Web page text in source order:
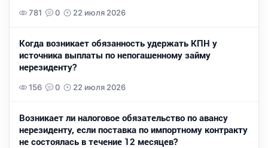
781 0 22 июля 2026
Когда возникает обязанность удержать КПН у
источника выплаты по непогашенному займу
нерезиденту?
156 0 22 июля 2026
Возникает ли налоговое обязательство по авансу
нерезиденту, если поставка по импортному контракту
не состоялась в течение 12 месяцев?